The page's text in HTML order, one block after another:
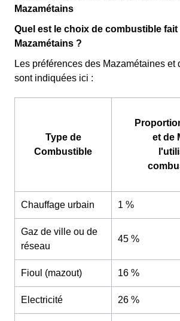
Mazamétains
Quel est le choix de combustible fait
Mazamétains ?
Les préférences des Mazamétaines et
sont indiquées ici :
Type de
Combustible
et de
Chauffage urbain 1 %
Gaz de ville ou de
réseau
45 %
Fioul (mazout) 16 %
Electricité 26 %